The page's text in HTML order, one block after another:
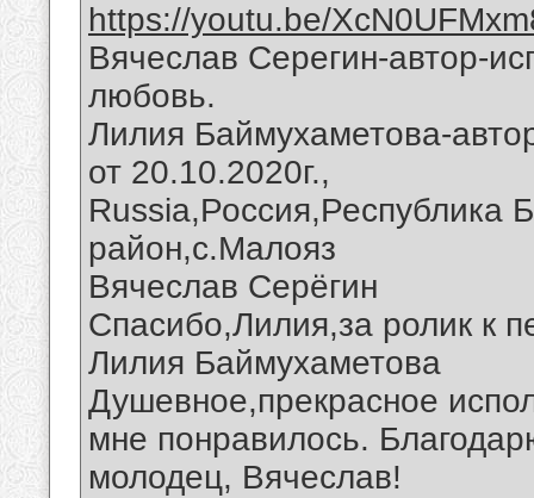
https://youtu.be/
Вячеслав Серегин-автор-
любовь.
Лилия Баймухаметова-
от 20.10.2020г.,
Russia,Россия,Республика
район,с.Малояз
Вячеслав Серёгин
Спасибо,Лилия,за ролик к
Лилия Баймухаметова
Душевное,прекрасное
мне понравилось.
молодец, Вячеслав!